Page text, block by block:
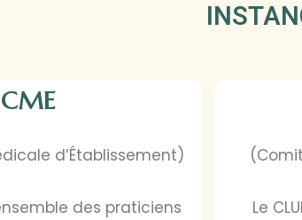
CME
d’Établissement)
des praticiens
Le